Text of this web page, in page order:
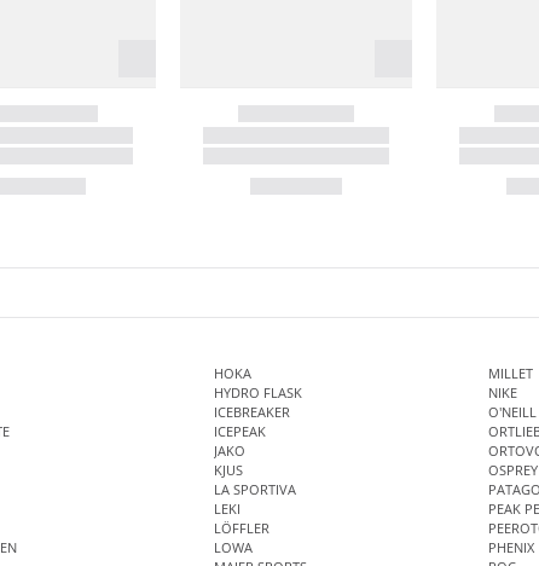
HOKA
HYDRO FLASK
ICEBREAKER
ICEPEAK
JAKO
KJUS
LA SPORTIVA
LEKI
LÖFFLER
LOWA
MILLET
NIKE
O'NEILL
OSPREY
PEAK
PHENIX